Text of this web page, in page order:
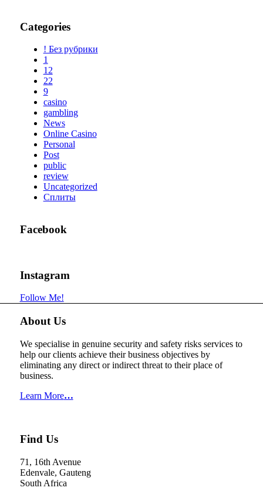
Categories
! Без рубрики
1
12
22
9
casino
gambling
News
Online Casino
Personal
Post
public
review
Uncategorized
Сплиты
Facebook
Instagram
Follow Me!
About Us
We specialise in genuine security and safety risks services to
help our clients achieve their business objectives by
eliminating any direct or indirect threat to their place of
business.
Learn More…
Find Us
71, 16th Avenue
Edenvale, Gauteng
South Africa